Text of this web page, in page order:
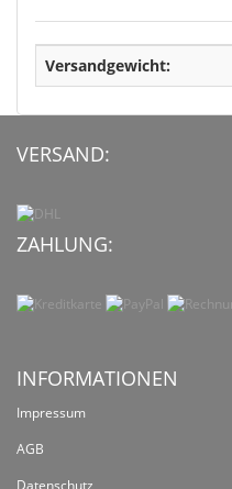
Versandgewicht:
VERSAND:
ZAHLUNG:
INFORMATIONEN
Impressum
AGB